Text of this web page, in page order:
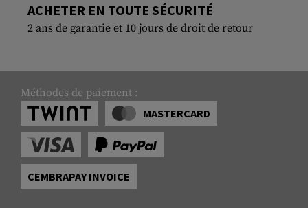
ACHETER EN TOUTE SÉCURITÉ
2 ans de garantie et 10 jours de droit de retour
Méthodes de paiement :
MASTERCARD
CEMBRAPAY INVOICE